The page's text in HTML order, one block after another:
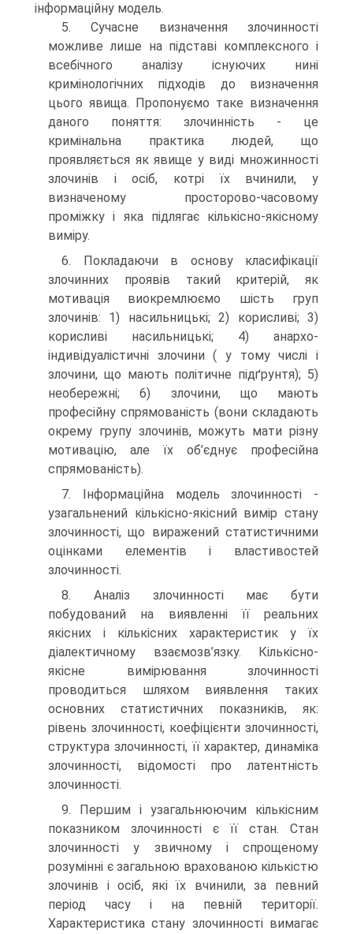
інформаційну модель.
5. Сучасне визначення злочинності
можливе лише на підставі комплексного і
всебічного аналізу існуючих нині
кримінологічних підходів до визначення
цього явища. Пропонуємо таке визначення
даного поняття: злочинність - це
кримінальна практика людей, що
проявляється як явище у виді множинності
злочинів і осіб, котрі їх вчинили, у
визначеному просторово-часовому
проміжку і яка підлягає кількісно-якісному
виміру.
6. Покладаючи в основу класифікації
злочинних проявів такий критерій, як
мотивація виокремлюємо шість груп
злочинів: 1) насильницькі; 2) корисливі; 3)
корисливі насильницькі; 4) анархо-
індивідуалістичні злочини ( у тому числі і
злочини, що мають політичне підґрунтя); 5)
необережні; 6) злочини, що мають
професійну спрямованість (вони складають
окрему групу злочинів, можуть мати різну
мотивацію, але їх об’єднує професійна
спрямованість).
7. Інформаційна модель злочинності -
узагальнений кількісно-якісний вимір стану
злочинності, що виражений статистичними
оцінками елементів і властивостей
злочинності.
8. Аналіз злочинності має бути
побудований на виявленні її реальних
якісних і кількісних характеристик у їх
діалектичному взаємозв’язку. Кількісно-
якісне вимірювання злочинності
проводиться шляхом виявлення таких
основних статистичних показників, як:
рівень злочинності, коефіцієнти злочинності,
структура злочинності, її характер, динаміка
злочинності, відомості про латентність
злочинності.
9. Першим і узагальнюючим кількісним
показником злочинності є її стан. Стан
злочинності у звичному і спрощеному
розумінні є загальною врахованою кількістю
злочинів і осіб, які їх вчинили, за певний
період часу і на певній території.
Характеристика стану злочинності вимагає